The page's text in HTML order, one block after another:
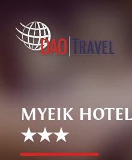
MYEIK
★★★